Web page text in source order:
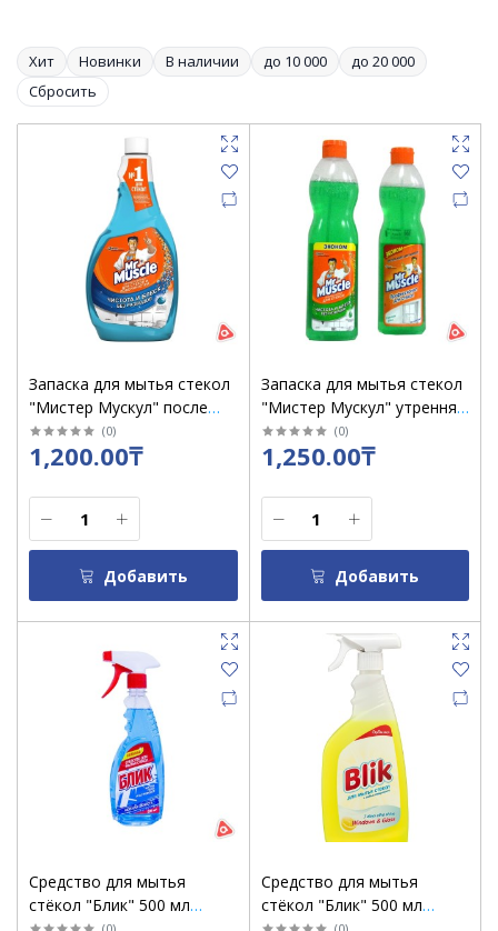
Хит Новинки В наличии до 10 000
до 20 000
Сбросить
Запаска для мытья стекол
"Мистер Мускул" после
дождя 530 мл/кор 12 шт
(0)
1,200.00₸
Добавить
Запаска для мытья стекол
"Мистер Мускул" утренняя
роса 500 мл/кор 12 шт
(0)
1,250.00₸
Добавить
Средство для мытья
стёкол "Блик" 500 мл
Средство для мытья
стёкол "Блик" 500 мл